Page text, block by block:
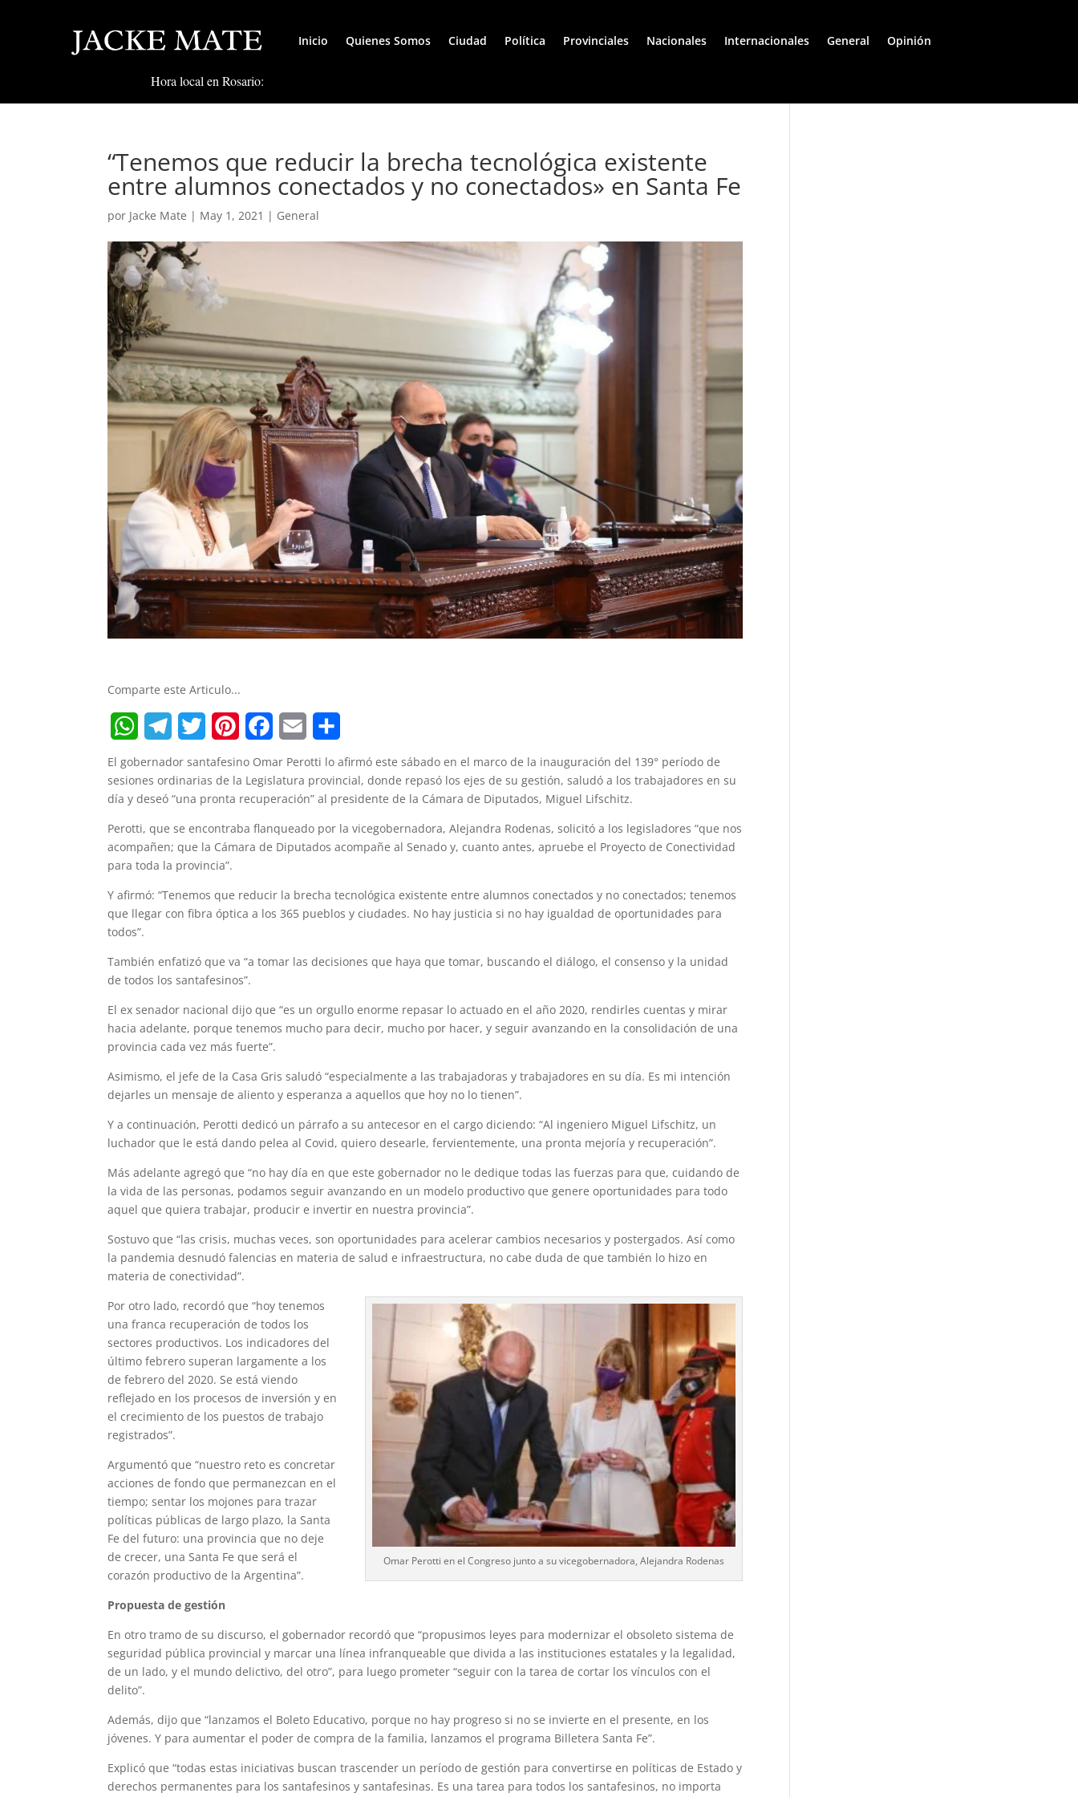
Inicio Quienes Somos Ciudad Política Provinciales Nacionales Internacionales General Opinión
Hora local en Rosario:
“Tenemos que reducir la brecha tecnológica existente
entre alumnos conectados y no conectados» en Santa Fe
por Jacke Mate | May 1, 2021 | General
Comparte este Articulo...
W
h
a
t
s
A
p
e
l
e
g
r
a
w
i
t
t
e
r
P
n
t
e
r
e
t
a
c
e
o
o
m
a
i
S
h
a
r
El gobernador santafesino Omar Perotti lo afirmó este sábado en el marco de la inauguración del 139° período de
sesiones ordinarias de la Legislatura provincial, donde repasó los ejes de su gestión, saludó a los trabajadores en su
día y deseó “una pronta recuperación” al presidente de la Cámara de Diputados, Miguel Lifschitz.
Perotti, que se encontraba flanqueado por la vicegobernadora, Alejandra Rodenas, solicitó a los legisladores “que nos
acompañen; que la Cámara de Diputados acompañe al Senado y, cuanto antes, apruebe el Proyecto de Conectividad
para toda la provincia”.
Y afirmó: “Tenemos que reducir la brecha tecnológica existente entre alumnos conectados y no conectados; tenemos
que llegar con fibra óptica a los 365 pueblos y ciudades. No hay justicia si no hay igualdad de oportunidades para
todos”.
También enfatizó que va “a tomar las decisiones que haya que tomar, buscando el diálogo, el consenso y la unidad
de todos los santafesinos”.
El ex senador nacional dijo que “es un orgullo enorme repasar lo actuado en el año 2020, rendirles cuentas y mirar
hacia adelante, porque tenemos mucho para decir, mucho por hacer, y seguir avanzando en la consolidación de una
provincia cada vez más fuerte”.
Asimismo, el jefe de la Casa Gris saludó “especialmente a las trabajadoras y trabajadores en su día. Es mi intención
dejarles un mensaje de aliento y esperanza a aquellos que hoy no lo tienen”.
Y a continuación, Perotti dedicó un párrafo a su antecesor en el cargo diciendo: “Al ingeniero Miguel Lifschitz, un
luchador que le está dando pelea al Covid, quiero desearle, fervientemente, una pronta mejoría y recuperación”.
Más adelante agregó que “no hay día en que este gobernador no le dedique todas las fuerzas para que, cuidando de
la vida de las personas, podamos seguir avanzando en un modelo productivo que genere oportunidades para todo
aquel que quiera trabajar, producir e invertir en nuestra provincia”.
Sostuvo que “las crisis, muchas veces, son oportunidades para acelerar cambios necesarios y postergados. Así como
la pandemia desnudó falencias en materia de salud e infraestructura, no cabe duda de que también lo hizo en
materia de conectividad”.
Omar Perotti en el Congreso junto a su vicegobernadora, Alejandra Rodenas
Por otro lado, recordó que “hoy tenemos
una franca recuperación de todos los
sectores productivos. Los indicadores del
último febrero superan largamente a los
de febrero del 2020. Se está viendo
reflejado en los procesos de inversión y en
el crecimiento de los puestos de trabajo
registrados”.
Argumentó que “nuestro reto es concretar
acciones de fondo que permanezcan en el
tiempo; sentar los mojones para trazar
políticas públicas de largo plazo, la Santa
Fe del futuro: una provincia que no deje
de crecer, una Santa Fe que será el
corazón productivo de la Argentina”.
Propuesta de gestión
En otro tramo de su discurso, el gobernador recordó que “propusimos leyes para modernizar el obsoleto sistema de
seguridad pública provincial y marcar una línea infranqueable que divida a las instituciones estatales y la legalidad,
de un lado, y el mundo delictivo, del otro”, para luego prometer “seguir con la tarea de cortar los vínculos con el
delito”.
Además, dijo que “lanzamos el Boleto Educativo, porque no hay progreso si no se invierte en el presente, en los
jóvenes. Y para aumentar el poder de compra de la familia, lanzamos el programa Billetera Santa Fe”.
Explicó que “todas estas iniciativas buscan trascender un período de gestión para convertirse en políticas de Estado y
derechos permanentes para los santafesinos y santafesinas. Es una tarea para todos los santafesinos, no importa